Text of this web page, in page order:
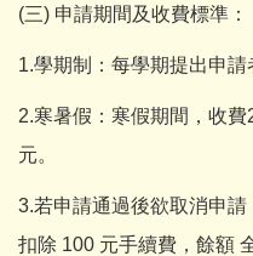
(三) 申請期間及收費標準：
1.學期制：每學期提出申請
2.寒暑假：寒假期間，收
元。
3.若申請通過後欲取消申
扣除 100 元手續費，餘額